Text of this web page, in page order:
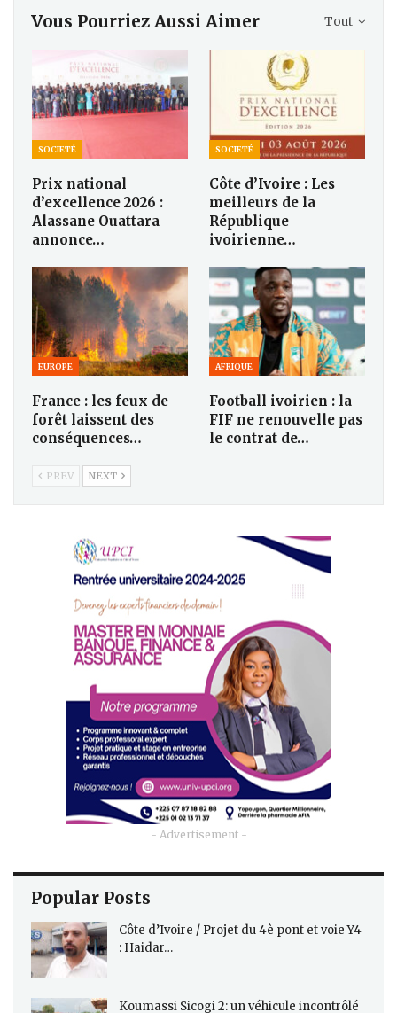
Tout
Vous Pourriez Aussi Aimer
SOCIETÉ
Prix national
d’excellence 2026 :
Alassane Ouattara
annonce…
SOCIETÉ
Côte d’Ivoire : Les
meilleurs de la
République
ivoirienne…
EUROPE
France : les feux de
forêt laissent des
conséquences…
AFRIQUE
Football ivoirien : la
FIF ne renouvelle pas
le contrat de…
PREV NEXT
- Advertisement -
Popular Posts
Côte d’Ivoire / Projet du 4è pont et voie Y4
: Haidar…
Koumassi Sicogi 2: un véhicule incontrôlé